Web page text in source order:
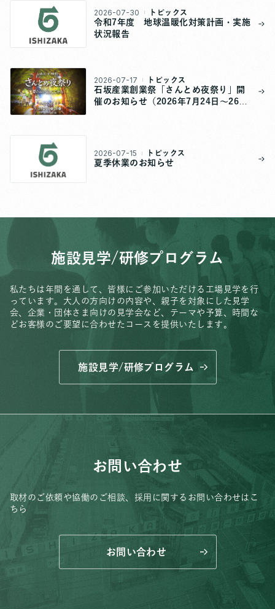
2026-07-30 トピックス
令和7年度 地球温暖化対策計画・実施
状況報告
2026-07-17 トピックス
石坂産業創業祭「さんとめ夜祭り」開
催のお知らせ（2026年7月24日～26
2026-07-15 トピックス
夏季休業のお知らせ
施設見学/研修プログラム
私たちは年間を通して、皆様にご参加いただける工場見学を行
っています。 大人の方向けの内容や、親子を対象にした見学
会、 企業・団体さま向けの見学会など、 テーマや予算、時間な
どお客様のご要望に合わせたコースを提供いたします。
施設見学/研修プログラム
お問い合わせ
取材のご依頼や協働のご相談、 採用に関するお問い合わせはこ
ちら
お問い合わせ